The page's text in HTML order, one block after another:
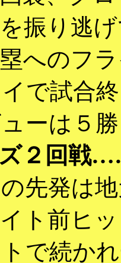
振り逃
へのフ
で試合
ーは５
２回戦
先発は
ト前ヒ
で続か